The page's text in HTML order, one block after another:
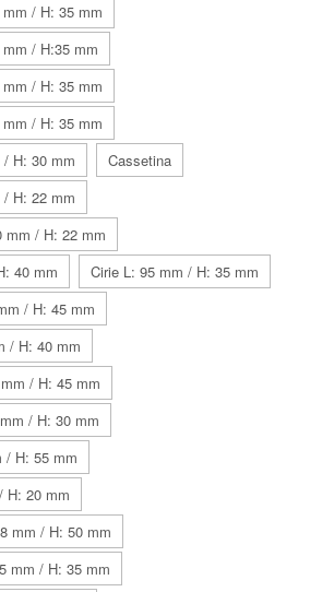
/ H: 35 mm
/ H:35 mm
/ H: 35 mm
/ H: 35 mm
H: 30 mm
Cassetina
H: 22 mm
mm / H: 22 mm
40 mm
Cirie L: 95 mm / H: 35 mm
/ H: 45 mm
/ H: 40 mm
/ H: 45 mm
/ H: 30 mm
/ H: 55 mm
H: 20 mm
mm / H: 50 mm
mm / H: 35 mm